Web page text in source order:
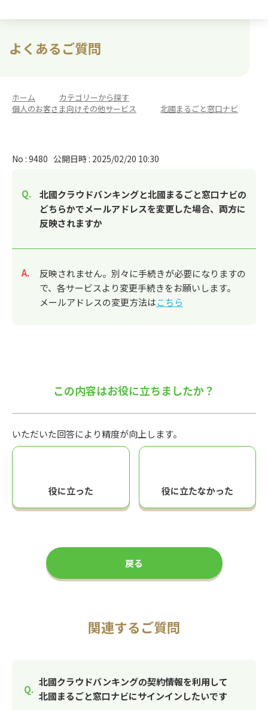
よくあるご質問
ホーム カテゴリーから探す
個人のお客さま向けその他サービス
北國まるごと窓口ナビ
No : 9480 公開日時 : 2025/02/20 10:30
北國クラウドバンキングと北國まるごと窓口ナビの
どちらかでメールアドレスを変更した場合、両方に
反映されますか
回答
反映されません。別々に手続きが必要になりますの
で、各サービスより変更手続きをお願いします。
メールアドレスの変更方法はこちら
この内容はお役に立ちましたか？
いただいた回答により精度が向上します。
役に立った 役に立たなかった
戻る
関連するご質問
北國クラウドバンキングの契約情報を利用して
北國まるごと窓口ナビにサインインしたいです